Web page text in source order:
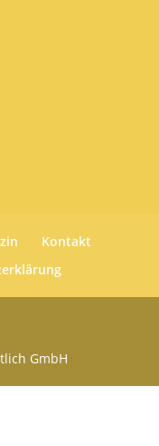
Kontakt
GmbH